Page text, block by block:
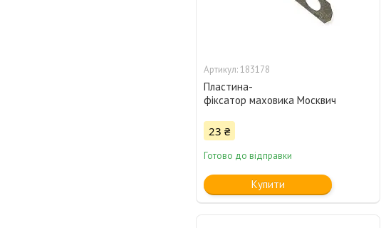
183178
Пластина-
фіксатор маховика Москвич
23 ₴
Готово до відправки
Купити